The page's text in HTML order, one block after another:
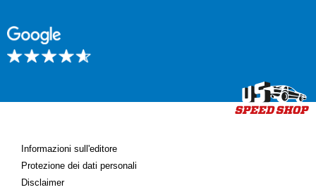
Informazioni sull'editore
Protezione dei dati personali
Disclaimer